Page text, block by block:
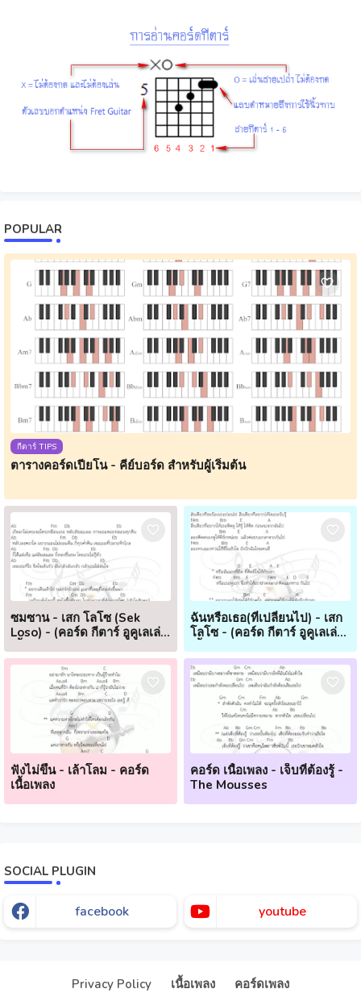
POPULAR
กีตาร์ TIPS
ตารางคอร์ดเปียโน - คีย์บอร์ด สำหรับผู้เริ่มต้น
ซมซาน - เสก โลโซ (Sek
Loso) - (คอร์ด กีตาร์ อูคูเลเล่
ฉันหรือเธอ(ที่เปลี่ยนไป) - เสก
โลโซ - (คอร์ด กีตาร์ อูคูเลเล่
ฟังไม่ขึ้น - เล้าโลม - คอร์ด
เนื้อเพลง
คอร์ด เนื้อเพลง - เจ็บที่ต้องรู้ -
The Mousses
SOCIAL PLUGIN
facebook youtube
Privacy Policy เนื้อเพลง คอร์ดเพลง